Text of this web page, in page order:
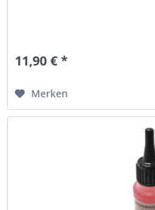
11,90 € *
Merken